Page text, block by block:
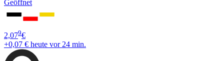
Geöffnet
2,079€
+0,07 € heute vor 24 min.